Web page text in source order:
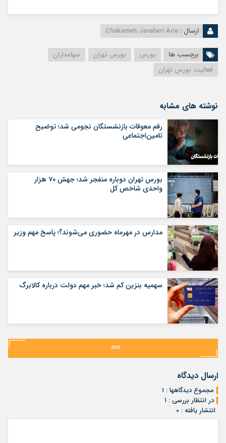
ارسال : Chakameh Javaheri Aria
برچسب ها بورس بورس تهران
سهامداران
فعالیت بورس تهران
نوشته های مشابه
رقم معوقات بازنشستگان نجومی شد؛ توضیح
تامین‌اجتماعی
بورس تهران دوباره منفجر شد؛ جهش ۷۰ هزار
واحدی شاخص کل
مدارس در مهرماه حضوری می‌شوند؟؛ پاسخ مهم وزیر
سهمیه بنزین کم شد؛ خبر مهم دولت درباره کالابرگ
ارسال دیدگاه
مجموع دیدگاهها : ۱
در انتظار بررسی : ۱
انتشار یافته : ۰